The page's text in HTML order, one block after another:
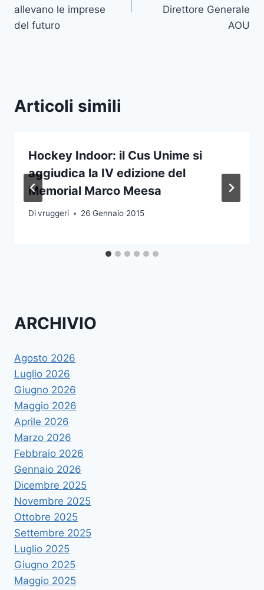
allevano le imprese
del futuro
Direttore Generale
AOU
Articoli simili
Hockey Indoor: il Cus Unime si
aggiudica la IV edizione del
Memorial Marco Meesa
Divruggeri 26 Gennaio 2015
ARCHIVIO
Agosto 2026
Luglio 2026
Giugno 2026
Maggio 2026
Aprile 2026
Marzo 2026
Febbraio 2026
Gennaio 2026
Dicembre 2025
Novembre 2025
Ottobre 2025
Settembre 2025
Luglio 2025
Giugno 2025
Maggio 2025